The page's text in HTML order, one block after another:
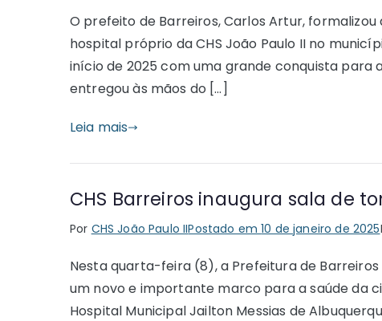
O prefeito de Barreiros, Carlos Artur,
hospital próprio da CHS João Paulo II no
início de 2025 com uma grande conquista para
entregou às mãos do […]
Leia mais
CHS Barreiros inaugura sala de
Por CHS João Paulo IIPostado em10 de janeiro de 2025
Nesta quarta-feira (8), a Prefeitura de
um novo e importante marco para a saúde da
Hospital Municipal Jailton Messias de